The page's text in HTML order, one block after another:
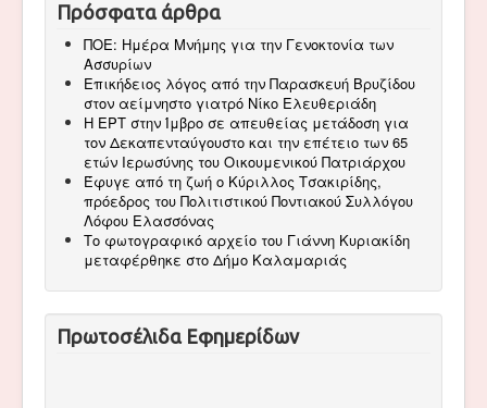
Πρόσφατα άρθρα
ΠΟΕ: Ημέρα Μνήμης για την Γενοκτονία των
Ασσυρίων
Επικήδειος λόγος από την Παρασκευή Βρυζίδου
στον αείμνηστο γιατρό Νίκο Ελευθεριάδη
Η ΕΡΤ στην Ίμβρο σε απευθείας μετάδοση για
τον Δεκαπενταύγουστο και την επέτειο των 65
ετών Ιερωσύνης του Οικουμενικού Πατριάρχου
Έφυγε από τη ζωή ο Κύριλλος Τσακιρίδης,
πρόεδρος του Πολιτιστικού Ποντιακού Συλλόγου
Λόφου Ελασσόνας
Το φωτογραφικό αρχείο του Γιάννη Κυριακίδη
μεταφέρθηκε στο Δήμο Καλαμαριάς
Πρωτοσέλιδα Εφημερίδων